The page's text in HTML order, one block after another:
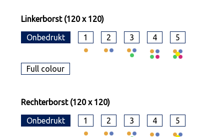
Linkerborst (120 x 120)
Onbedrukt 1 2 3 4 5
Full colour
Rechterborst (120 x 120)
Onbedrukt 1 2 3 4 5